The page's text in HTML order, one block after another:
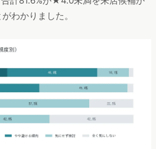
わかりました。